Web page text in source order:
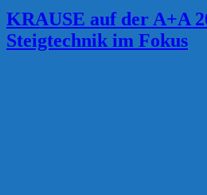
KRAUSE auf der A+A
Steigtechnik im Fokus